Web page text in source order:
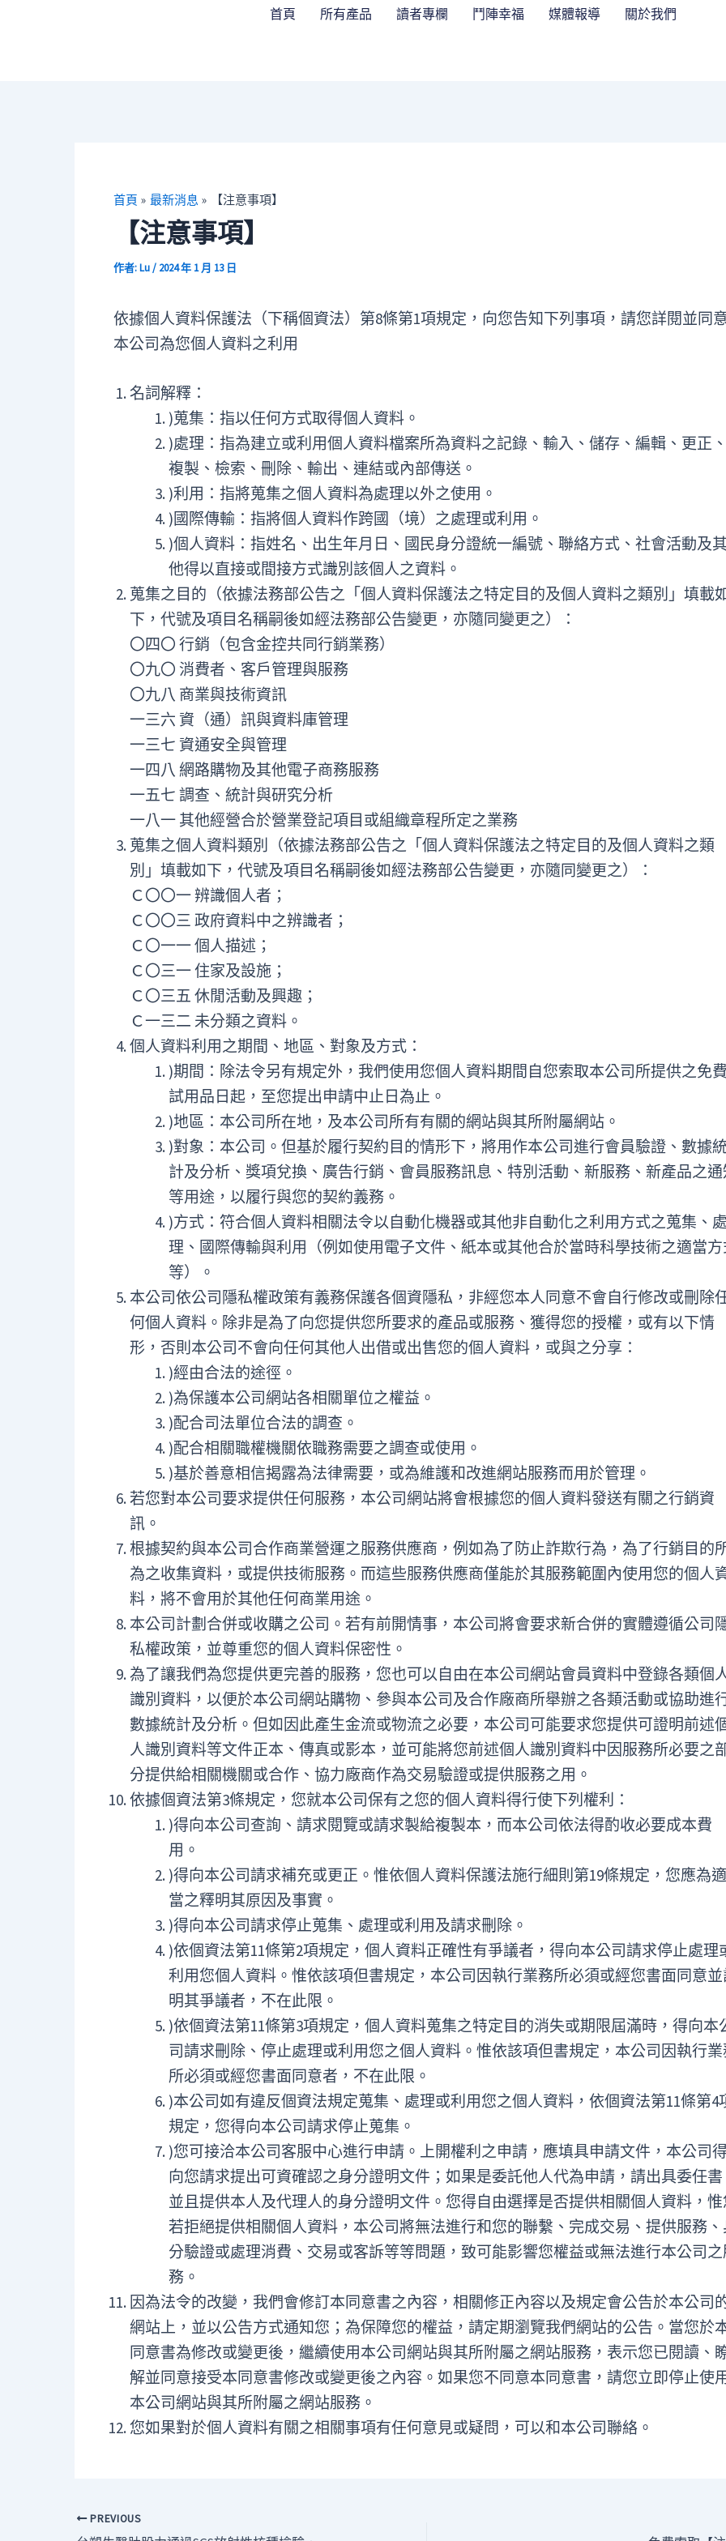
首頁 所有產品 讀者專欄 鬥陣幸福 媒體報導 關於我們
首頁 最新消息 【注意事項】
【注意事項】
作者:Lu/ 2024 年 1 月 13 日
依據個人資料保護法（下稱個資法）第8條第1項規定，向您告知下列事項，請您詳閱並同
本公司為您個人資料之利用
名詞解釋：
)蒐集：指以任何方式取得個人資料。
)處理：指為建立或利用個人資料檔案所為資料之記錄、輸入、儲存、編輯、更正、
複製、檢索、刪除、輸出、連結或內部傳送。
)利用：指將蒐集之個人資料為處理以外之使用。
)國際傳輸：指將個人資料作跨國（境）之處理或利用。
)個人資料：指姓名、出生年月日、國民身分證統一編號、聯絡方式、社會活動及其
他得以直接或間接方式識別該個人之資料。
蒐集之目的（依據法務部公告之「個人資料保護法之特定目的及個人資料之類別」填載
下，代號及項目名稱嗣後如經法務部公告變更，亦隨同變更之）：
〇四〇 行銷（包含金控共同行銷業務）
〇九〇 消費者、客戶管理與服務
〇九八 商業與技術資訊
一三六 資（通）訊與資料庫管理
一三七 資通安全與管理
一四八 網路購物及其他電子商務服務
一五七 調查、統計與研究分析
一八一 其他經營合於營業登記項目或組織章程所定之業務
蒐集之個人資料類別（依據法務部公告之「個人資料保護法之特定目的及個人資料之類
別」填載如下，代號及項目名稱嗣後如經法務部公告變更，亦隨同變更之）：
Ｃ〇〇一 辨識個人者；
Ｃ〇〇三 政府資料中之辨識者；
Ｃ〇一一 個人描述；
Ｃ〇三一 住家及設施；
Ｃ〇三五 休閒活動及興趣；
Ｃ一三二 未分類之資料。
個人資料利用之期間、地區、對象及方式：
)期間：除法令另有規定外，我們使用您個人資料期間自您索取本公司所提供之免費
試用品日起，至您提出申請中止日為止。
)地區：本公司所在地，及本公司所有有關的網站與其所附屬網站。
)對象：本公司。但基於履行契約目的情形下，將用作本公司進行會員驗證、數據
計及分析、獎項兌換、廣告行銷、會員服務訊息、特別活動、新服務、新產品之通
等用途，以履行與您的契約義務。
)方式：符合個人資料相關法令以自動化機器或其他非自動化之利用方式之蒐集、處
理、國際傳輸與利用（例如使用電子文件、紙本或其他合於當時科學技術之適當
等）。
本公司依公司隱私權政策有義務保護各個資隱私，非經您本人同意不會自行修改或刪除
何個人資料。除非是為了向您提供您所要求的產品或服務、獲得您的授權，或有以下情
形，否則本公司不會向任何其他人出借或出售您的個人資料，或與之分享：
)經由合法的途徑。
)為保護本公司網站各相關單位之權益。
)配合司法單位合法的調查。
)配合相關職權機關依職務需要之調查或使用。
)基於善意相信揭露為法律需要，或為維護和改進網站服務而用於管理。
若您對本公司要求提供任何服務，本公司網站將會根據您的個人資料發送有關之行銷資
訊。
根據契約與本公司合作商業營運之服務供應商，例如為了防止詐欺行為，為了行銷目的
為之收集資料，或提供技術服務。而這些服務供應商僅能於其服務範圍內使用您的個人
料，將不會用於其他任何商業用途。
本公司計劃合併或收購之公司。若有前開情事，本公司將會要求新合併的實體遵循公司
私權政策，並尊重您的個人資料保密性。
為了讓我們為您提供更完善的服務，您也可以自由在本公司網站會員資料中登錄各類個
識別資料，以便於本公司網站購物、參與本公司及合作廠商所舉辦之各類活動或協助進
數據統計及分析。但如因此產生金流或物流之必要，本公司可能要求您提供可證明前述
人識別資料等文件正本、傳真或影本，並可能將您前述個人識別資料中因服務所必要之
分提供給相關機關或合作、協力廠商作為交易驗證或提供服務之用。
依據個資法第3條規定，您就本公司保有之您的個人資料得行使下列權利：
)得向本公司查詢、請求閱覽或請求製給複製本，而本公司依法得酌收必要成本費
用。
)得向本公司請求補充或更正。惟依個人資料保護法施行細則第19條規定，您應為適
當之釋明其原因及事實。
)得向本公司請求停止蒐集、處理或利用及請求刪除。
)依個資法第11條第2項規定，個人資料正確性有爭議者，得向本公司請求停止處理
利用您個人資料。惟依該項但書規定，本公司因執行業務所必須或經您書面同意並
明其爭議者，不在此限。
)依個資法第11條第3項規定，個人資料蒐集之特定目的消失或期限屆滿時，得向本
司請求刪除、停止處理或利用您之個人資料。惟依該項但書規定，本公司因執行
所必須或經您書面同意者，不在此限。
)本公司如有違反個資法規定蒐集、處理或利用您之個人資料，依個資法第11條第4
規定，您得向本公司請求停止蒐集。
)您可接洽本公司客服中心進行申請。上開權利之申請，應填具申請文件，本公司得
向您請求提出可資確認之身分證明文件；如果是委託他人代為申請，請出具委任書
並且提供本人及代理人的身分證明文件。您得自由選擇是否提供相關個人資料，惟
若拒絕提供相關個人資料，本公司將無法進行和您的聯繫、完成交易、提供服務、
分驗證或處理消費、交易或客訴等等問題，致可能影響您權益或無法進行本公司之
務。
因為法令的改變，我們會修訂本同意書之內容，相關修正內容以及規定會公告於本公司
網站上，並以公告方式通知您；為保障您的權益，請定期瀏覽我們網站的公告。當您於
同意書為修改或變更後，繼續使用本公司網站與其所附屬之網站服務，表示您已閱讀、
解並同意接受本同意書修改或變更後之內容。如果您不同意本同意書，請您立即停止使
本公司網站與其所附屬之網站服務。
您如果對於個人資料有關之相關事項有任何意見或疑問，可以和本公司聯絡。
PREVIOUS